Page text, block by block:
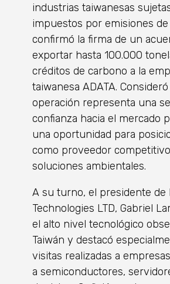
industrias taiwanesas
impuestos por emisiones
confirmó la firma de un
exportar hasta 100.000
créditos de carbono a la
taiwanesa ADATA.
operación representa una
confianza hacia el mercado
una oportunidad para
como proveedor
soluciones ambientales.
A su turno, el presidente de
Technologies LTD, Gabriel
el alto nivel tecnológico
Taiwán y destacó
visitas realizadas a
a semiconductores,